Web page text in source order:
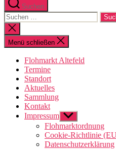
Suchen
Suchen
nach:
Suche
schließen
Menü schließen
Flohmarkt Altefeld
Termine
Standort
Aktuelles
Sammlung
Kontakt
Impressum Untermenü
anzeigen
Flohmarktordnung
Cookie-Richtlinie
Datenschutzerklärung